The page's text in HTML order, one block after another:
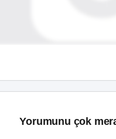
Yorumunu çok